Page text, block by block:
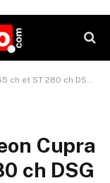
ch DSG – Missiles furtifs 1
Cupra
ch DSG